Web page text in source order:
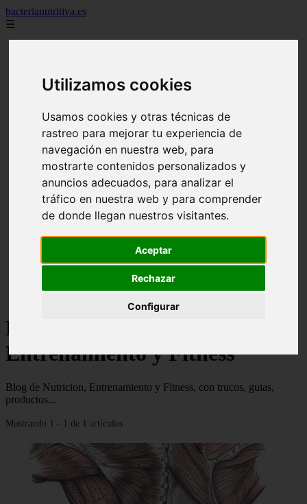
Utilizamos cookies
Usamos cookies y otras técnicas de
rastreo para mejorar tu experiencia de
navegación en nuestra web, para
mostrarte contenidos personalizados y
anuncios adecuados, para analizar el
tráfico en nuestra web y para comprender
de donde llegan nuestros visitantes.
Aceptar
Rechazar
Configurar
bacterianutritiva.es
☰
blog
cuanto
cuantos
dieta
ejercicio
engorda
es_es
hierro
queso
tomar
Blog de Nutricion,
Entrenamiento y Fitness
Blog de Nutricion, Entrenamiento y Fitness, con trucos, guias,
productos...
Mostrando 1 - 1 de 1 artículos